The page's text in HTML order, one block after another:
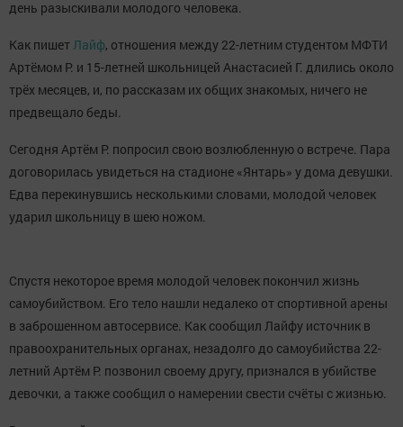
день разыскивали молодого человека.
Как пишетЛайф, отношения между 22-летним студентом МФТИ
Артёмом Р. и 15-летней школьницей Анастасией Г. длились около
трёх месяцев, и, по рассказам их общих знакомых, ничего не
предвещало беды.
Сегодня Артём Р. попросил свою возлюбленную о встрече. Пара
договорилась увидеться на стадионе «Янтарь» у дома девушки.
Едва перекинувшись несколькими словами, молодой человек
ударил школьницу в шею ножом.
Спустя некоторое время молодой человек покончил жизнь
самоубийством. Его тело нашли недалеко от спортивной арены
в заброшенном автосервисе. Как сообщил Лайфу источник в
правоохранительных органах, незадолго до самоубийства 22-
летний Артём Р. позвонил своему другу, признался в убийстве
девочки, а также сообщил о намерении свести счёты с жизнью.